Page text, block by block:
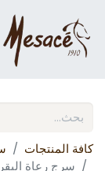
كافة المنتجات
سرج رعاة